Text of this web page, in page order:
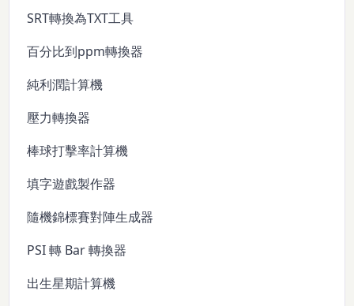
SRT轉換為TXT工具
百分比到ppm轉換器
純利潤計算機
壓力轉換器
棒球打擊率計算機
填字遊戲製作器
隨機錦標賽對陣生成器
PSI 轉 Bar 轉換器
出生星期計算機